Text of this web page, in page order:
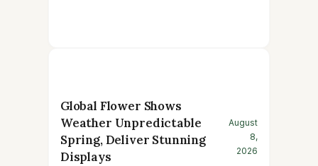
Global Flower Shows
Weather Unpredictable
Spring, Deliver Stunning
Displays
August
8,
2026